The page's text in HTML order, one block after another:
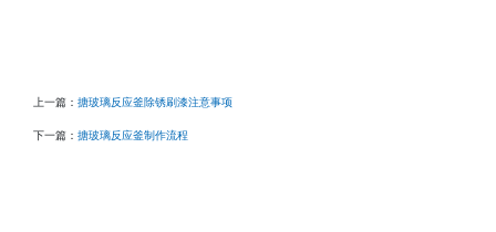
上一篇： 搪玻璃反应釜除锈刷漆注意事项
下一篇： 搪玻璃反应釜制作流程